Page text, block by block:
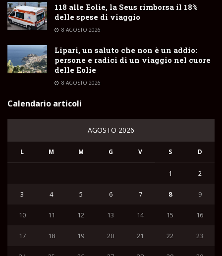
118 alle Eolie, la Seus rimborsa il 18%
delle spese di viaggio
8 AGOSTO 2026
Lipari, un saluto che non è un addio:
persone e radici di un viaggio nel cuore
delle Eolie
8 AGOSTO 2026
Calendario articoli
AGOSTO 2026
L M M G V S D
1 2
3 4 5 6 7 8 9
10 11 12 13 14 15 16
17 18 19 20 21 22 23